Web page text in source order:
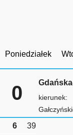
Poniedziałek
0
kierunek:
6
39